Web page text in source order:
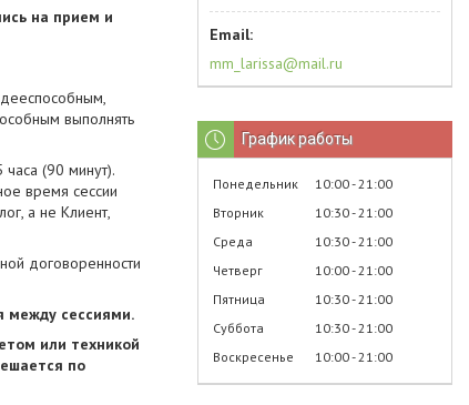
на прием и
дееспособным,
выполнять
часа (90 минут).
время сессии
а не Клиент,
договоренности
между сессиями.
или техникой
по
mm_larissa@mail.ru
График работы
Понедельник 10:00 21:00
Вторник
10:30 21:00
Среда
10:30 21:00
Четверг
10:00 21:00
Пятница
10:30 21:00
Суббота
10:30 21:00
Воскресенье
10:00 21:00